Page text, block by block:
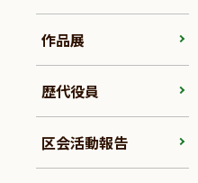
作品展
歴代役員
区会活動報告